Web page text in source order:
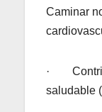
Caminar
·
saludable